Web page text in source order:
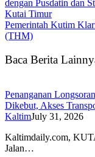
dengan Pusdatin dan
Kutai Timur
Pemerintah Kutim
(THM)
Baca Berita
Penanganan
Dikebut, Akses
KaltimJuly 31, 2026
Kaltimdaily.com,
Jalan…